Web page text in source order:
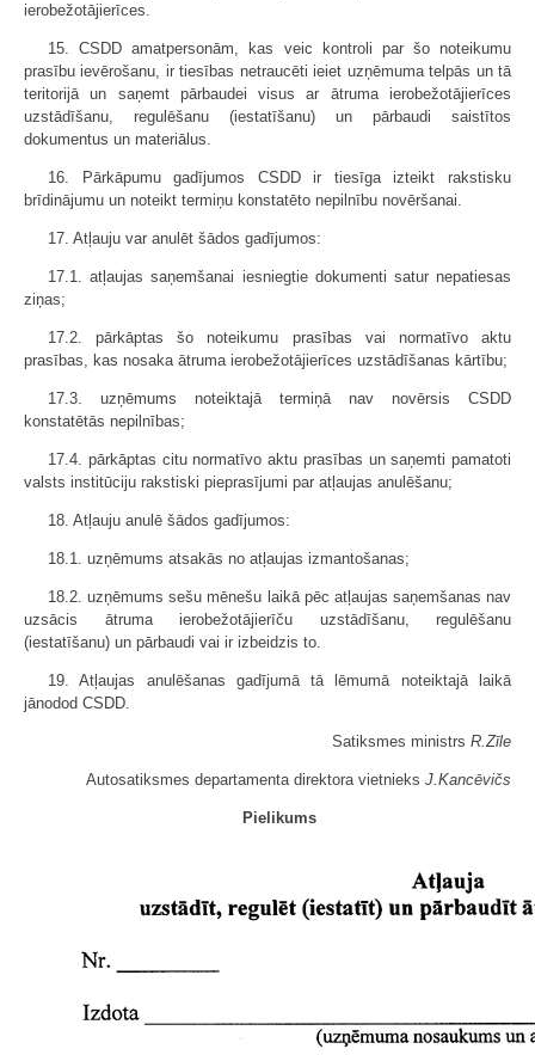
ierobežotājierīces.
15. CSDD amatpersonām, kas veic kontroli par šo noteikumu
prasību ievērošanu, ir tiesības netraucēti ieiet uzņēmuma telpās un tā
teritorijā un saņemt pārbaudei visus ar ātruma ierobežotājierīces
uzstādīšanu, regulēšanu (iestatīšanu) un pārbaudi saistītos
dokumentus un materiālus.
16. Pārkāpumu gadījumos CSDD ir tiesīga izteikt rakstisku
brīdinājumu un noteikt termiņu konstatēto nepilnību novēršanai.
17. Atļauju var anulēt šādos gadījumos:
17.1. atļaujas saņemšanai iesniegtie dokumenti satur nepatiesas
ziņas;
17.2. pārkāptas šo noteikumu prasības vai normatīvo aktu
prasības, kas nosaka ātruma ierobežotājierīces uzstādīšanas kārtību;
17.3. uzņēmums noteiktajā termiņā nav novērsis CSDD
konstatētās nepilnības;
17.4. pārkāptas citu normatīvo aktu prasības un saņemti pamatoti
valsts institūciju rakstiski pieprasījumi par atļaujas anulēšanu;
18. Atļauju anulē šādos gadījumos:
18.1. uzņēmums atsakās no atļaujas izmantošanas;
18.2. uzņēmums sešu mēnešu laikā pēc atļaujas saņemšanas nav
uzsācis ātruma ierobežotājierīču uzstādīšanu, regulēšanu
(iestatīšanu) un pārbaudi vai ir izbeidzis to.
19. Atļaujas anulēšanas gadījumā tā lēmumā noteiktajā laikā
jānodod CSDD.
Satiksmes ministrs R.Zīle
Autosatiksmes departamenta direktora vietnieks J.Kancēvičs
Pielikums